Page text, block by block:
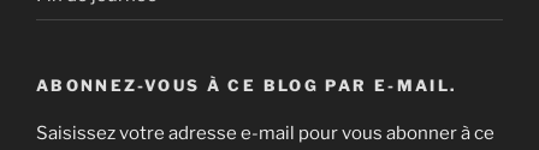
ABONNEZ-VOUS À CE BLOG PAR E-MAIL.
Saisissez votre adresse e-mail pour vous abonner à ce